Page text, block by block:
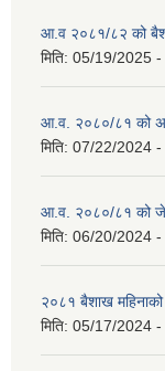
आ.व २०८१/८२ को
मिति: 05/19/2025 -
आ.व. २०८०/८१ को
मिति: 07/22/2024 -
आ.व. २०८०/८१ को
मिति: 06/20/2024
२०८१ बैशाख
मिति: 05/17/2024 -